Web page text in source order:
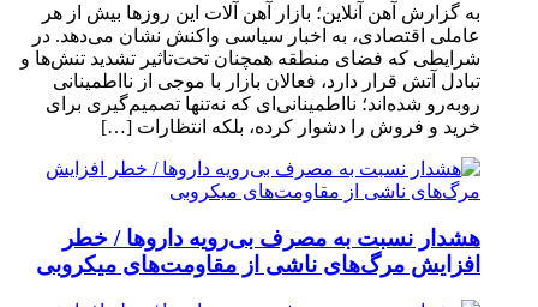
به گزارش آهن آنلاین؛ بازار آهن آلات این روزها بیش از هر
عاملی اقتصادی، به اخبار سیاسی واکنش نشان می‌دهد. در
شرایطی که فضای منطقه همچنان تحت‌تاثیر تشدید تنش‌ها و
تبادل آتش قرار دارد، فعالان بازار با موجی از نااطمینانی
روبه‌رو شده‌اند؛ نااطمینانی‌ای که نه‌تنها تصمیم‌گیری برای
خرید و فروش را دشوار کرده، بلکه انتظارات […]
هشدار نسبت به مصرف بی‌رویه داروها / خطر
افزایش مرگ‌های ناشی از مقاومت‌های میکروبی